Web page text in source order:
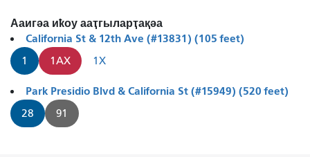
Ааигәа иҟоу ааҭгыларҭақәа
California St & 12th Ave (#13831) (105 feet)
1 1AX 1X
Park Presidio Blvd & California St (#15949) (520 feet)
28 91